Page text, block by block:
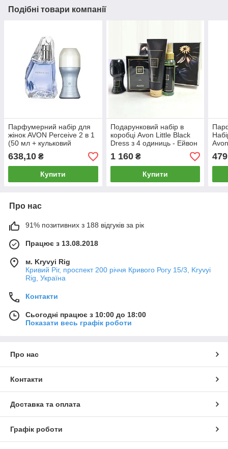
Подібні товари компанії
Парфумерний набір для
жінок AVON Perceive 2 в 1
(50 мл + кульковий
дезодорант)
638,10 ₴
Купити
Подарунковий набір в
коробці Avon Little Black
Dress з 4 одиниць - Ейвон
Чорне плаття
1 160₴
Купити
479
Про нас
91% позитивних з 188 відгуків за рік
Працює з 13.08.2018
м. Kryvyi Rig
Кривий Ріг, проспект 200 річчя Кривого Рогу 15/3, Kryvyi
Rig, Україна
Контакти
Сьогодні працює з 10:00 до 18:00
Показати весь графік роботи
Про нас
Контакти
Доставка та оплата
Графік роботи